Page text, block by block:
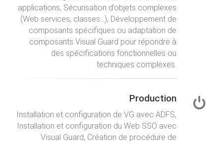
applications, Sécurisation d’objets complexes
(Web services, classes...), Développement de
composants spécifiques ou adaptation de
composants Visual Guard pour répondre à
des spécifications fonctionnelles ou
techniques complexes.
Production
Installation et configuration de VG avec ADFS,
Installation et configuration du Web SSO avec
Visual Guard, Création de procédure de